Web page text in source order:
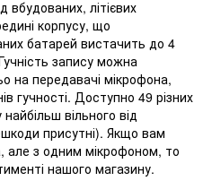
вбудованих, літієвих
корпусу, що
батарей вистачить до 4
запису можна
на передавачі мікрофона,
гучності. Доступно 49 різних
вільного від
присутні). Якщо вам
але з одним мікрофоном, то
нашого магазину.